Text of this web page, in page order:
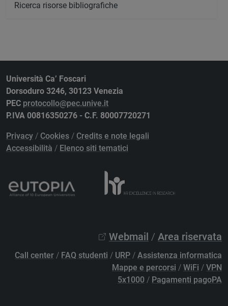
Ricerca risorse bibliografiche
Università Ca’ Foscari
Dorsoduro 3246, 30123 Venezia
PEC protocollo@pec.unive.it
P.IVA 00816350276 - C.F. 80007720271
Privacy / Cookies / Credits e note legali
Accessibilità / Elenco siti tematici
Webmail / Area riservata
Call center / FAQ studenti / URP / Assistenza informatica
Mappe e percorsi / WiFi / VPN
5x1000 / Pagamenti pagoPA